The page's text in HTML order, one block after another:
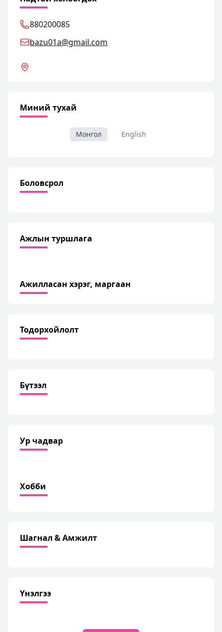
880200085
bazu01a@gmail.com
Миний тухай
Монгол English
Боловсрол
Ажлын туршлага
Ажилласан хэрэг, маргаан
Тодорхойлолт
Бүтээл
Ур чадвар
Хобби
Шагнал & Амжилт
Үнэлгээ